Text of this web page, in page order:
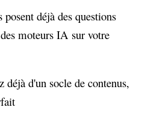
posent déjà des questions
moteurs IA sur votre
déjà d'un socle de contenus,